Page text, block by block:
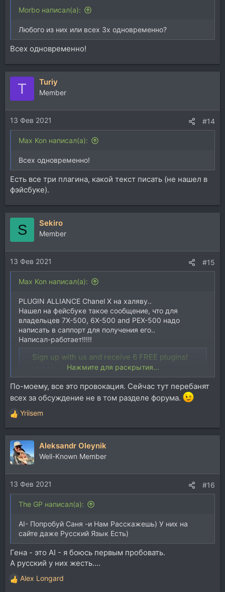
Morbo написал(а):
Любого из них или всех 3х одновременно?
Всех одновременно!
T Turiy
Member
13 Фев 2021 #14
Max Kon написал(а):
Всех одновременно!
Есть все три плагина, какой текст писать (не нашел в
фэйсбуке).
S Sekiro
Member
13 Фев 2021 #15
Max Kon написал(а):
PLUGIN ALLIANCE Chanel Х на халяву..
Нашел на фейсбуке такое сообщение, что для
владельцев 7X-500, 6X-500 and PEX-500 надо
написать в саппорт для получения его..
Написал-работает!!!!!
Sign up with us and receive 6 FREE plugins!
M/S Mastering Tools & Audio Plugins
www.plugin-alliance.com
Нажмите для раскрытия...
По-моему, все это провокация. Сейчас тут перебанят
всех за обсуждение не в том разделе форума.
Р
е
а
к
ц
и
и
:
Yriisem
Aleksandr Oleynik
Well-Known Member
13 Фев 2021 #16
The GP написал(а):
AI- Попробуй Саня -и Нам Расскажешь) У них на
сайте даже Русский Язык Есть)
Гена - это AI - я боюсь первым пробовать.
А русский у них жесть....
Р
Alex Longard